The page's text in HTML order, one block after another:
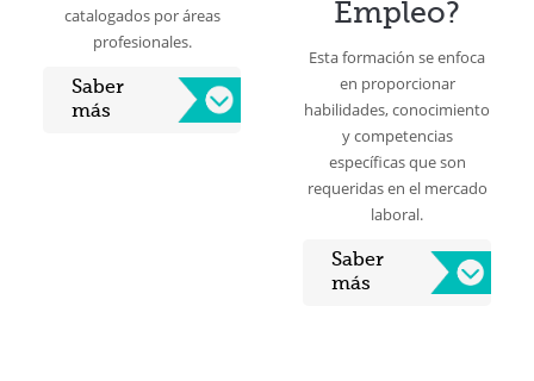
catalogados por áreas
profesionales.
Saber
más
Empleo?
Esta formación se enfoca
en proporcionar
habilidades, conocimiento
y competencias
específicas que son
requeridas en el mercado
laboral.
Saber
más